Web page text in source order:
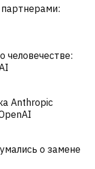
человечестве:
Anthropic
о замене